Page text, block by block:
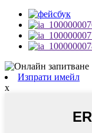
Изпрати имейл
x